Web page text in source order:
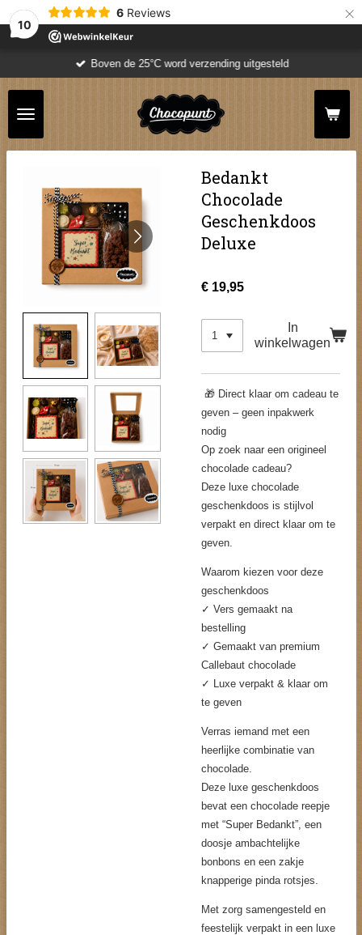
10
6 Reviews ×
Boven de 25°C word verzending uitgesteld
Bedankt
Chocolade
Geschenkdoos
Deluxe
€ 19,95
In
winkelwagen
🎁 Direct klaar om cadeau te
geven – geen inpakwerk
nodig
Op zoek naar een origineel
chocolade cadeau?
Deze luxe chocolade
geschenkdoos is stijlvol
verpakt en direct klaar om te
geven.
Waarom kiezen voor deze
geschenkdoos
✓ Vers gemaakt na
bestelling
✓ Gemaakt van premium
Callebaut chocolade
✓ Luxe verpakt & klaar om
te geven
Verras iemand met een
heerlijke combinatie van
chocolade.
Deze luxe geschenkdoos
bevat een chocolade reepje
met “Super Bedankt”, een
doosje ambachtelijke
bonbons en een zakje
knapperige pinda rotsjes.
Met zorg samengesteld en
feestelijk verpakt in een luxe